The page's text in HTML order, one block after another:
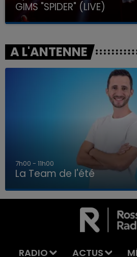
LA TEAM DE L'ÉTÉ
GIMS "SPIDER" (LIVE)
A L'ANTENNE
7h00 - 11h00
La Team de l'été
RADIO ACTUS